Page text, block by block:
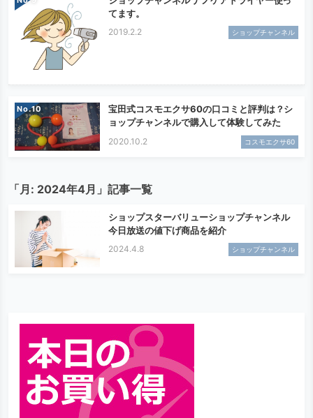
てます。
2019.2.2 ショップチャンネル
No.
宝田式コスモエクサ60の口コミと評判は？シ
ョップチャンネルで購入して体験してみた
2020.10.2 コスモエクサ60
「月: 2024年4月 」記事一覧
ショップスターバリューショップチャンネル
今日放送の値下げ商品を紹介
2024.4.8 ショップチャンネル